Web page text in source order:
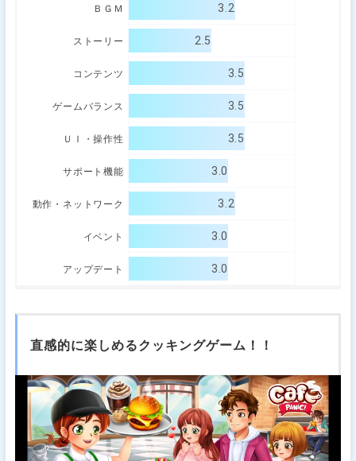
ＢＧＭ 3.2
ストーリー 2.5
コンテンツ 3.5
ゲームバランス 3.5
ＵＩ・操作性 3.5
サポート機能 3.0
動作・ネットワーク 3.2
イベント 3.0
アップデート 3.0
直感的に楽しめるクッキングゲーム！！